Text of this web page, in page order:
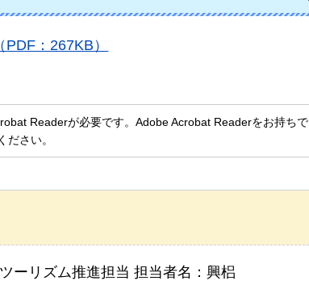
：267KB）
Readerが必要です。Adobe Acrobat Readerをお持ちで
さい。
ーリズム推進担当 担当者名：興梠